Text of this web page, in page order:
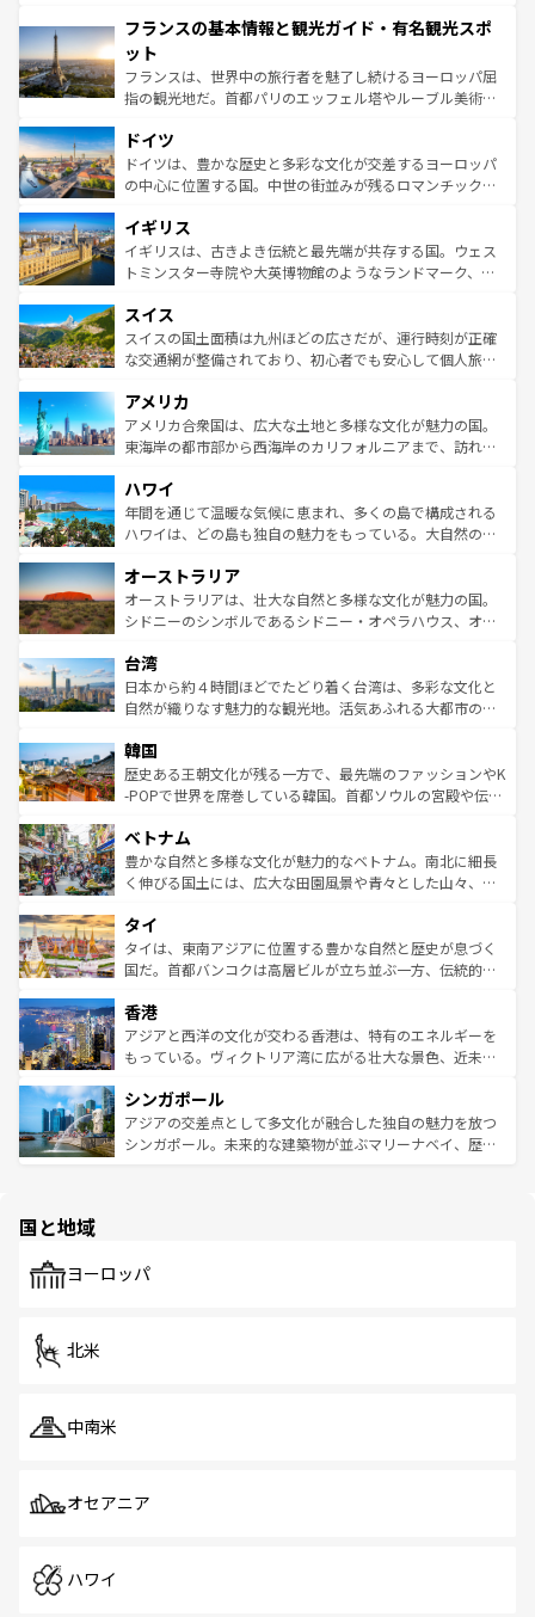
ませてくれるイタリアで、忘れられない旅をしてみよう！
なお、新着のイタリア情報は
しい。
文化が根付くこの国では、情熱的なフラメンコ、熱気あふ
れる闘牛、そして美味しいタパスが生活の一部となってい
る。首都マドリードの洗練された雰囲気や、バルセロナの
アートに溢れた街角から、地方では古代ローマ遺跡や中世
せる。地方によって風土や気候が異なるスペインはその個
性で訪れる人を魅了する。 なお、新着のスペイン情報は コ
ンテンツ一覧を参照してほしい。
フランスの基本情報と観光ガイド・有名観光スポ
ット
フランスは、世界中の旅行者を魅了し続けるヨーロッパ屈
指の観光地だ。首都パリのエッフェル塔やルーブル美術館
で、幅広い魅力が詰まっている。華麗な宮殿、歴史的な大
聖堂、美しいビーチ、そして豊かな自然が、訪れる者を心
から魅了する。また、フランスは美食の国としても知ら
いる。シャンパンの発祥地であるランス、プロヴァンスの
香り高いラベンダー畑など、多彩な楽しみ方が可能だ。さ
らに、パリ以外の地域にも魅力が溢れており、どの街角に
れる地方に足を運ぶとそれぞれで全く異なる文化を体験で
きるだろう。 なお、新着のフランス情報はコンテンツ一覧
を参照してほしい。
ドイツ
ドイツは、豊かな歴史と多彩な文化が交差するヨーロッパ
の中心に位置する国。中世の街並みが残るロマンチック街
顔を持つこの国は、どこを歩いても飽きることがない。ベ
ルリンの文化的活気、バイエルン州のアルプスの絶景、そ
してライン川沿いのワイン畑といった風景は必見。ビール
は、お酒好きな人にはぜひ体験してほしい。 なお、新着の
ドイツ情報はコンテンツ一覧を参照してほしい。
イギリス
イギリスは、古きよき伝統と最先端が共存する国。ウェス
トミンスター寺院や大英博物館のようなランドマーク、歴
リアごとに異なる魅力がある。また、優雅なアフタヌーン
ティー、ビール好きにはたまらない英国パブ、サッカー観
戦など、本場だからこそできる体験も豊富。イギリスを旅
ンツ一覧を参照してほしい。
スイス
スイスの国土面積は九州ほどの広さだが、運行時刻が正確
な交通網が整備されており、初心者でも安心して個人旅行
の建物がそのまま残る町や、スイスならではのユニークな
博物館もあり、アルプス観光だけでなく町歩きも満喫する
ことができる。国民の所得が高いため物価も高いが、旅行
ば市内交通費無料で観光を楽しむこともできる。 なお、新
着のスイス情報はコンテンツ一覧 を参照してほしい。
アメリカ
アメリカ合衆国は、広大な土地と多様な文化が魅力の国。
東海岸の都市部から西海岸のカリフォルニアまで、訪れる
のような巨大都市は、観光、ショッピング、エンターテイ
ンメントが詰まった刺激的なスポットだ。一方、アメリカ
西部には大自然が広がり、グランドキャニオンやイエロー
部のニューオーリンズでは、音楽と美食が融合した独特の
文化が魅力。旅行者はアメリカの各地域で異なる魅力を楽
しみながら、その多様性と豊かな歴史を感じることができ
ならではの贅沢な旅のスタイルだ。 なお、新着のアメリカ
情報はコンテンツ一覧を参照してほしい。
ハワイ
年間を通じて温暖な気候に恵まれ、多くの島で構成される
ハワイは、どの島も独自の魅力をもっている。大自然の神
ワイ島は見逃せない。また、定番の観光地といえばオアフ
島だが、静かな自然を求めるならマウイ島やカウアイ島が
おすすめ。エメラルドグリーンに輝く海をはじめ、豊かな
れるおもてなしの心で訪れる人々を迎えてくれるハワイの
人々、おいしいローカルフードやハワイアンミュージッ
ク、伝統的なフラダンスなど、すべてがハワイの魅力を彩
ワイを、存分に味わってほしい。 なお、新着のハワイ情報
はコンテンツ一覧を参照してほしい。
オーストラリア
オーストラリアは、壮大な自然と多様な文化が魅力の国。
シドニーのシンボルであるシドニー・オペラハウス、オー
リアリーフや大陸中央部にそびえるウルル（エアーズロッ
ク）、タスマニアの美しい原生林やケアンズの熱帯雨林な
ど、見どころがたくさん。また、カフェやワイン、オージ
いる。アクティビティも充実しており、サーフィンやダイ
ビング、ハイキングなど、アウトドア好きにはたまらな
い。オーストラリアの多彩な魅力を存分に味わいつくそ
参照してほしい。
台湾
日本から約４時間ほどでたどり着く台湾は、多彩な文化と
自然が織りなす魅力的な観光地。活気あふれる大都市の台
ン）、静ひつな山岳地帯である台湾東部など、都市の喧騒
と山間の静けさが共存しており、訪れる人に新しい発見と
驚きをもたらしてくれる。また、奥深い台湾の食文化も魅
容にもいいと評判のスイーツなど、バラエティ豊かな料理
が味わえる。 なお、新着の台湾情報は コンテンツ一覧を参
照してほしい。
韓国
歴史ある王朝文化が残る一方で、最先端のファッションやK
-POPで世界を席巻している韓国。首都ソウルの宮殿や伝統
き、地方に足を延ばせば四季折々の自然美を楽しむことが
できる。そして、キムチや焼肉、絶品のストリートフード
まで、さまざまな韓国料理が待っている。夜には、韓国な
リティに包まれながら、韓国の多彩な魅力を心ゆくまで味
わってみてほしい。 なお、新着の韓国情報はコンテンツ一
覧を参照してほしい。
ベトナム
豊かな自然と多様な文化が魅力的なベトナム。南北に細長
く伸びる国土には、広大な田園風景や青々とした山々、世
急速な発展と共に伝統が息づく。ハノイの古い町並みやホ
ーチミン市のフランス統治時代の建物も、独特の雰囲気を
醸し出している。また、バラエティの豊かさとおいしさで
とつ。フォーやバインミー、ベトナムコーヒーなどは、ぜ
ひ現地で味わいたい。どの地域を訪れてもあたたかい人々
が旅行者を迎えてくれるので、きっと忘れられない旅にな
参照してほしい。
タイ
タイは、東南アジアに位置する豊かな自然と歴史が息づく
国だ。首都バンコクは高層ビルが立ち並ぶ一方、伝統的な
の活気が交差している。北部ではチェンマイなどの山岳地
帯で自然と触れ合い、南部ではプーケットやクラビの美し
いビーチでリゾート気分を楽しむことができる。タイ料理
激する。気候は一年中温暖で、どの季節にも異なる楽しみ
が待っている。親しみやすいタイの人々、仏教を中心とし
た文化、そして多様な観光資源が、訪れる旅人を魅了し続
香港
アジアと西洋の文化が交わる香港は、特有のエネルギーを
もっている。ヴィクトリア湾に広がる壮大な景色、近未来
み、どこを訪れても感動するはず。観光スポットが密集し
ており、効率よく見どころを回れるのも魅力。息をのむよ
うな絶景から文化的な体験まで、香港を存分に楽しみ尽く
シンガポール
アジアの交差点として多文化が融合した独自の魅力を放つ
シンガポール。未来的な建築物が並ぶマリーナベイ、歴史
で、ホーカーズは地元の風情を楽しめる外せないスポット
国と地域
ヨーロッパ
北米
中南米
オセアニア
ハワイ